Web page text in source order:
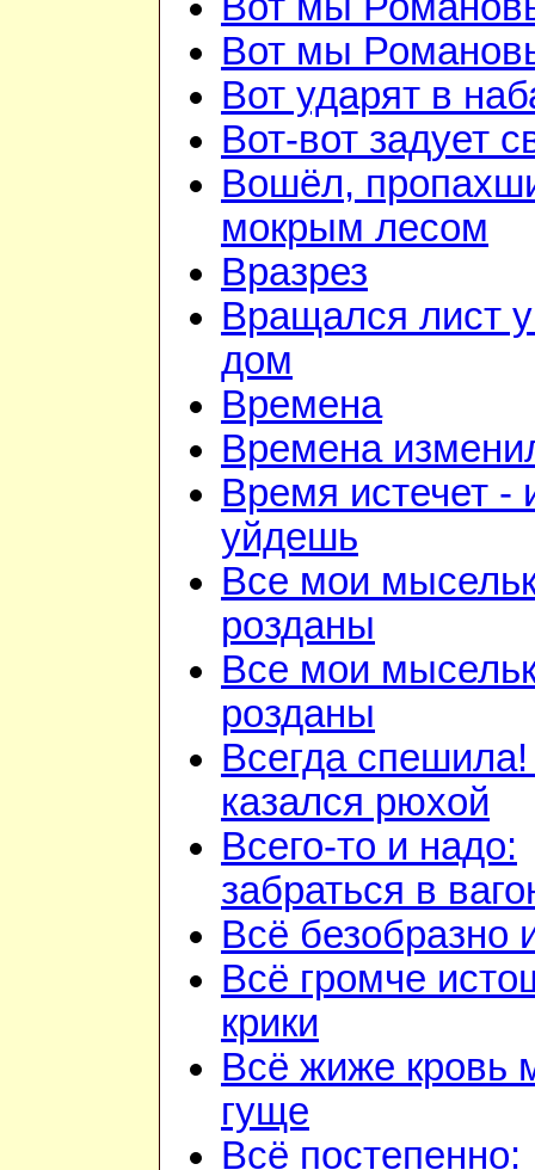
Вот мы
Вот ударят в
Вот-вот задует
Вошёл,
мокрым лесом
Вразрез
Вращался лист
дом
Времена
Времена
Время истечет -
уйдешь
Все мои
розданы
Все мои
розданы
Всегда
казался рюхой
Всего-то и надо:
забраться в
Всё безобразно
Всё громче
крики
Всё жиже кровь
гуще
Всё постепенно: